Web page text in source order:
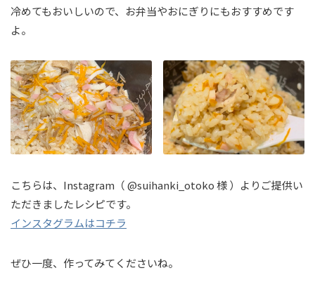
冷めてもおいしいので、お弁当やおにぎりにもおすすめです
よ。
こちらは、Instagram（ @suihanki_otoko 様 ）よりご提供い
ただきましたレシピです。
インスタグラムはコチラ
ぜひ一度、作ってみてくださいね。